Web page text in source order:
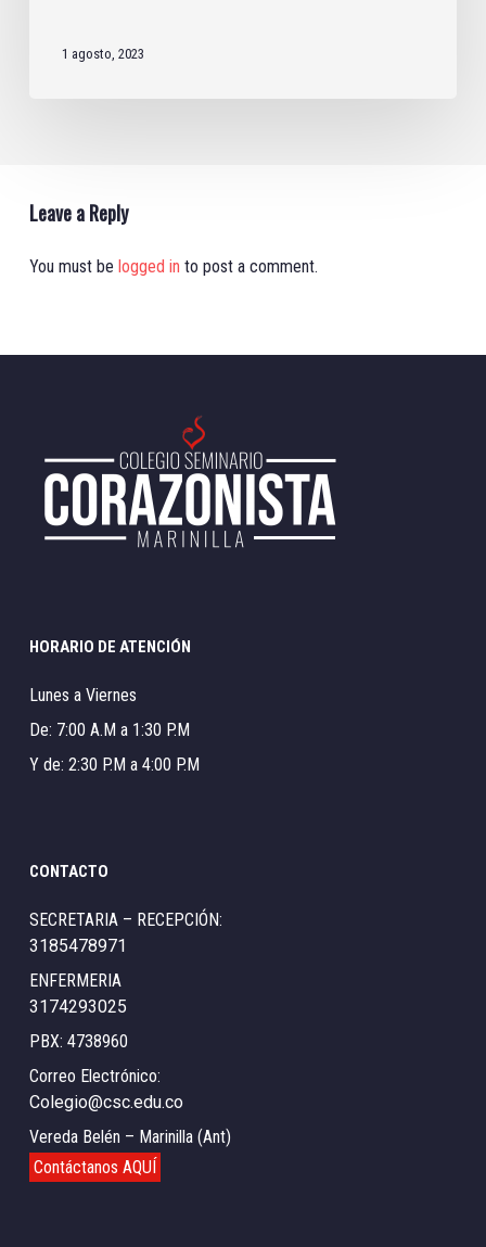
1 agosto, 2023
Leave a Reply
You must be logged in to post a comment.
HORARIO DE ATENCIÓN
Lunes a Viernes
De: 7:00 A.M a 1:30 P.M
Y de: 2:30 P.M a 4:00 P.M
CONTACTO
SECRETARIA – RECEPCIÓN:
3185478971
ENFERMERIA
3174293025
PBX: 4738960
Correo Electrónico:
Colegio@csc.edu.co
Vereda Belén – Marinilla (Ant)
Contáctanos AQUÍ